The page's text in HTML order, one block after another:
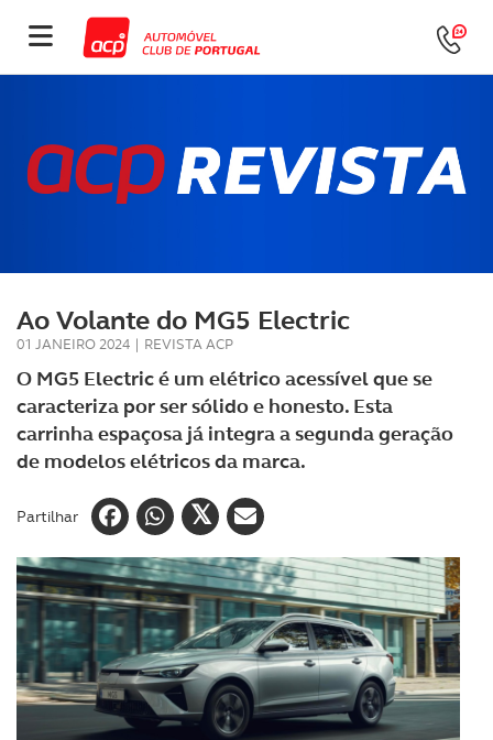
Ao Volante do MG5 Electric
01 JANEIRO 2024 | REVISTA ACP
O MG5 Electric é um elétrico acessível que se
caracteriza por ser sólido e honesto. Esta
carrinha espaçosa já integra a segunda geração
de modelos elétricos da marca.
Partilhar